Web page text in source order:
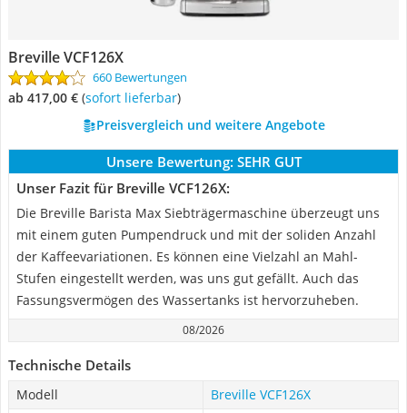
Breville VCF126X
660 Bewertungen
ab 417,00 € ( Sofort lieferbar)
Preisvergleich und weitere Angebote
Unsere Bewertung: SEHR GUT
Unser Fazit für Breville VCF126X:
Die Breville Barista Max Siebträgermaschine überzeugt uns
mit einem guten Pumpendruck und mit der soliden Anzahl
der Kaffeevariationen. Es können eine Vielzahl an Mahl-
Stufen eingestellt werden, was uns gut gefällt. Auch das
Fassungsvermögen des Wassertanks ist hervorzuheben.
08/2026
Technische Details
Modell
Breville VCF126X